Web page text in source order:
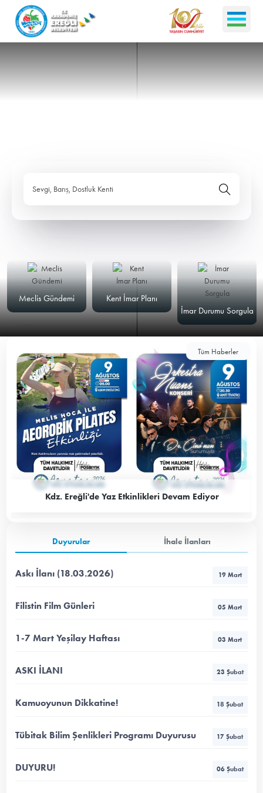
Sevgi, Barış, Dostluk Kenti
Meclis Gündemi
Kent İmar Planı
İmar Durumu Sorgula
Tüm Haberler
Kdz. Ereğli'de Yaz Etkinlikleri Devam Ediyor
Duyurular İhale İlanları
Askı İlanı (18.03.2026) 19 Mart
Filistin Film Günleri 05 Mart
1-7 Mart Yeşilay Haftası 03 Mart
ASKI İLANI 23 Şubat
Kamuoyunun Dikkatine! 18 Şubat
Tübitak Bilim Şenlikleri Programı Duyurusu 17 Şubat
DUYURU! 06 Şubat